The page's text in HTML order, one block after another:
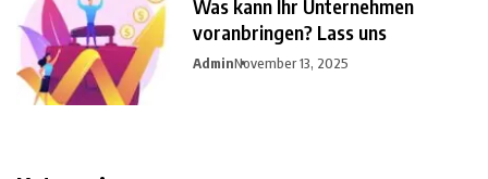
Was kann Ihr Unternehmen
voranbringen? Lass uns
AdminNovember 13, 2025